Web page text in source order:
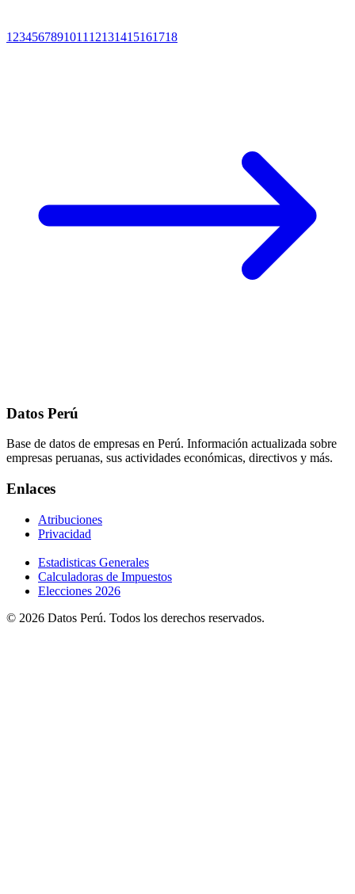
1 234567891011 12131415161718
Datos Perú
Base de datos de empresas en Perú. Información actualizada sobre
empresas peruanas, sus actividades económicas, directivos y más.
Enlaces
Atribuciones
Privacidad
Estadisticas Generales
Calculadoras de Impuestos
Elecciones 2026
© 2026 Datos Perú. Todos los derechos reservados.